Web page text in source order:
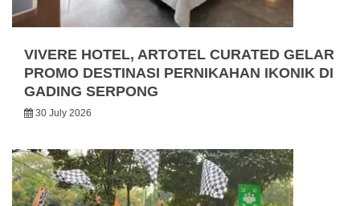
VIVERE HOTEL, ARTOTEL CURATED GELAR
PROMO DESTINASI PERNIKAHAN IKONIK DI
GADING SERPONG
30 July 2026